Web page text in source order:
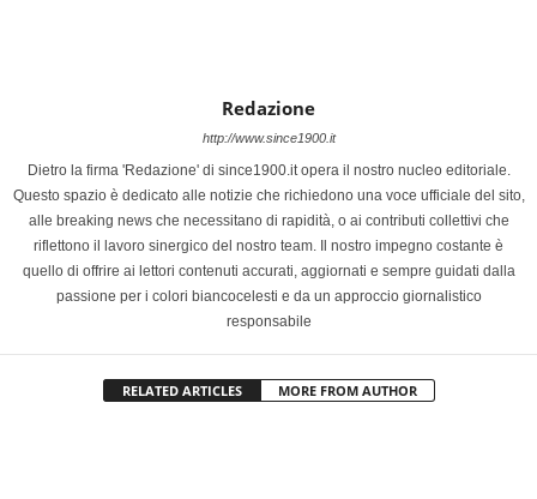
Redazione
http://www.since1900.it
Dietro la firma 'Redazione' di since1900.it opera il nostro nucleo editoriale.
Questo spazio è dedicato alle notizie che richiedono una voce ufficiale del sito,
alle breaking news che necessitano di rapidità, o ai contributi collettivi che
riflettono il lavoro sinergico del nostro team. Il nostro impegno costante è
quello di offrire ai lettori contenuti accurati, aggiornati e sempre guidati dalla
passione per i colori biancocelesti e da un approccio giornalistico
responsabile
RELATED ARTICLES MORE FROM AUTHOR